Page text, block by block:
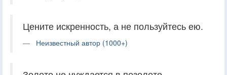
Цените искренность, а не пользуйтесь ею.
Неизвестный автор (1000+)